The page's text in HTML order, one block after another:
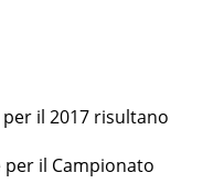
il 2017 risultano
il Campionato